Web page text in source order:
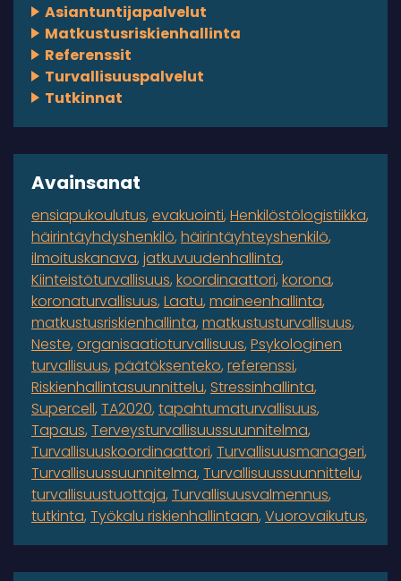
Asiantuntijapalvelut
Matkustusriskienhallinta
Referenssit
Turvallisuuspalvelut
Tutkinnat
Avainsanat
ensiapukoulutus evakuointi Henkilöstölogistiikka
häirintäyhdyshenkilö häirintäyhteyshenkilö
ilmoituskanava jatkuvuudenhallinta
Kiinteistöturvallisuus koordinaattori korona
koronaturvallisuus Laatu maineenhallinta
matkustusriskienhallinta matkustusturvallisuus
Neste organisaatioturvallisuus Psykologinen
turvallisuus päätöksenteko referenssi
Riskienhallintasuunnittelu Stressinhallinta
Supercell TA2020 tapahtumaturvallisuus
Tapaus Terveysturvallisuussuunnitelma
Turvallisuuskoordinaattori Turvallisuusmanageri
Turvallisuussuunnitelma Turvallisuussuunnittelu
turvallisuustuottaja Turvallisuusvalmennus
tutkinta Työkalu riskienhallintaan Vuorovaikutus